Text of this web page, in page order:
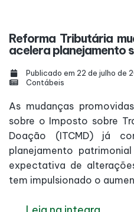
Reforma Tributária
acelera planejamento
Publicado em 22 de julho de
Contábeis
As mudanças
sobre o Imposto sobre
Doação (ITCMD) já
planejamento
expectativa de
tem impulsionado o